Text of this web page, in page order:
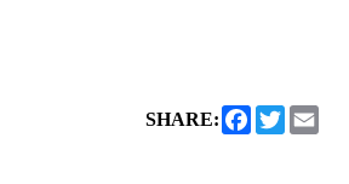
SHARE: Facebook
Twitter